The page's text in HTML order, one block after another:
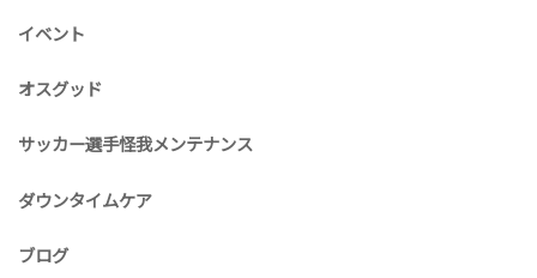
イベント
オスグッド
サッカー選手怪我メンテナンス
ダウンタイムケア
ブログ